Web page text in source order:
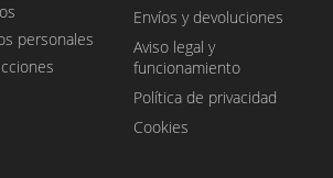
personales
Envíos y devoluciones
Aviso legal y
funcionamiento
Política de privacidad
Cookies